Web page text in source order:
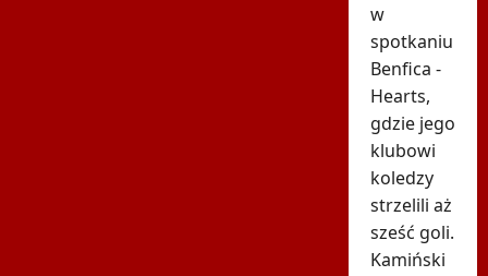
w
spotkaniu
Benfica -
Hearts,
gdzie jego
klubowi
koledzy
strzelili aż
sześć goli.
Kamiński